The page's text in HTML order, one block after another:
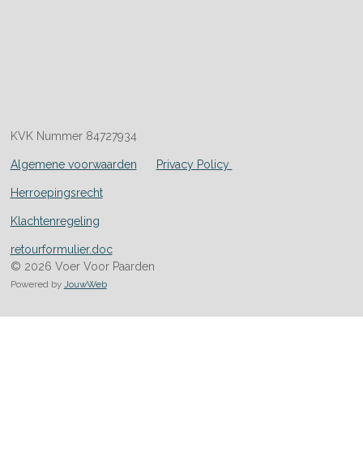
KVK Nummer 84727934
Algemene voorwaarden Privacy Policy
Herroepingsrecht
Klachtenregeling
retourformulier.doc
© 2026 Voer Voor Paarden
Powered by JouwWeb